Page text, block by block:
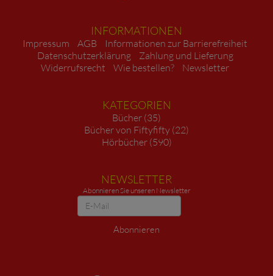
INFORMATIONEN
Impressum AGB
Informationen zur Barrierefreiheit
Datenschutzerklärung
Zahlung und Lieferung
Widerrufsrecht
Wie bestellen? Newsletter
KATEGORIEN
Bücher (35)
Bücher von Fiftyfifty (22)
Hörbücher (590)
NEWSLETTER
Abonnieren Sie unseren Newsletter
Newsletter
Abonnieren